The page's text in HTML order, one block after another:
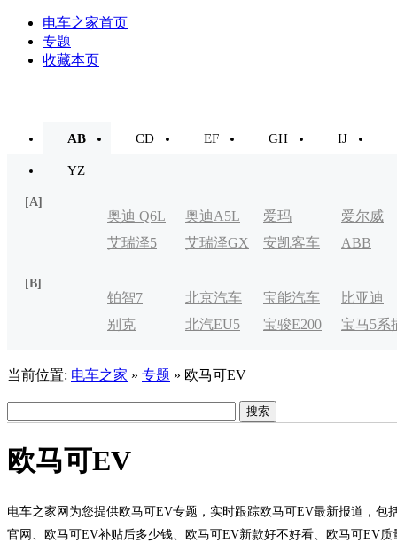
电车之家首页
专题
收藏本页
AB CD EF GH IJ
YZ
[A]
奥迪 Q6L
e-tron
奥迪A5L 爱玛
爱尔威
艾瑞泽5
艾瑞泽GX 安凯客车 ABB
[B]
铂智7 北京汽车
制造厂
宝能汽车
比亚迪
别克
北汽EU5 宝骏E200 宝马5系
当前位置: 电车之家 » 专题 » 欧马可EV
欧马可EV
电车之家网为您提供欧马可EV专题，实时跟踪欧马可EV最新报道，
官网、欧马可EV补贴后多少钱、欧马可EV新款好不好看、欧马可EV